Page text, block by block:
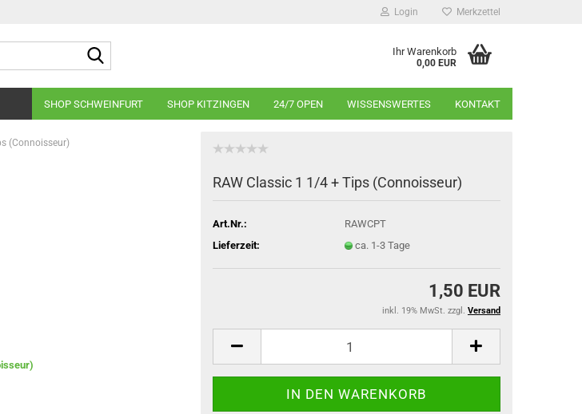
Login Merkzettel
Ihr Warenkorb
0,00 EUR
SHOP SCHWEINFURT SHOP KITZINGEN 24/7 OPEN WISSENSWERTES KONTAKT
(Connoisseur)
RAW Classic 1 1/4 + Tips (Connoisseur)
Art.Nr.:
RAWCPT
Lieferzeit:
ca. 1-3 Tage
1,50 EUR
inkl. 19% MwSt. zzgl. Versand